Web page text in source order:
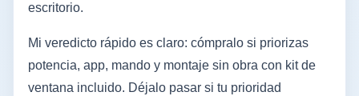
escritorio.
Mi veredicto rápido es claro: cómpralo si priorizas
potencia, app, mando y montaje sin obra con kit de
ventana incluido. Déjalo pasar si tu prioridad